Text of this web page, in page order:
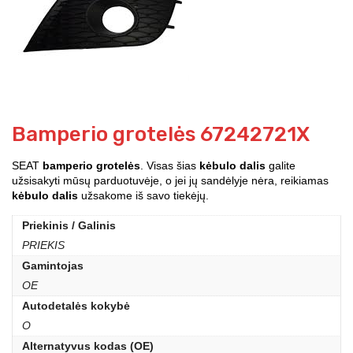
Bamperio grotelės 67242721X
SEAT bamperio grotelės . Visas šias kėbulo dalis galite
užsisakyti mūsų parduotuvėje, o jei jų sandėlyje nėra, reikiamas
kėbulo dalis užsakome iš savo tiekėjų.
Priekinis / Galinis
PRIEKIS
Gamintojas
OE
Autodetalės kokybė
O
Alternatyvus kodas (OE)